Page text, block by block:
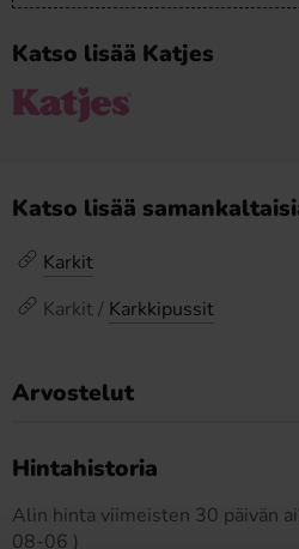
Katso lisää Katjes
Katso lisää
Karkit
Karkit / Karkkipussit
Arvostelut
Hintahistoria
Alin hinta viimeisten 30 päivän
08-06 )